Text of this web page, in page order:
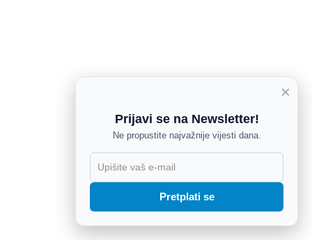
×
Prijavi se na Newsletter!
Ne propustite najvažnije vijesti dana.
Pretplati se